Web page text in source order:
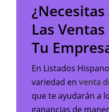
Las
Tu
En Listados
variedad enventa
que te ayudarán a
ganancias de